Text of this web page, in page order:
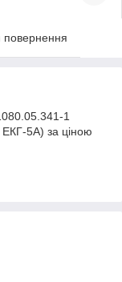
повернення
1
ЕКГ-5А) за ціною